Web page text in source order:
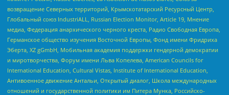
возвращение Северных территорий, Крымскотатарский Ресурсный Центр,
Глобальный союз IndustriALL, Russian Election Monitor, Article 19, Мнение
медиа, Федерация анархического черного креста, Радио Свободная Европа,
Германское общество изучения Восточной Европы, Фонд имени Фридриха
Эберта, XZ gGmbH, Мобильная академия поддержки гендерной демократии
и миротворчества, Форум имени Льва Копелева, American Councils for
International Education, Cultural Vistas, Institute of International Education,
Антивоенное движение Антальи, Открытый диалог, Школа международных
отношений и государственной политики им Питера Мунка, Российско-